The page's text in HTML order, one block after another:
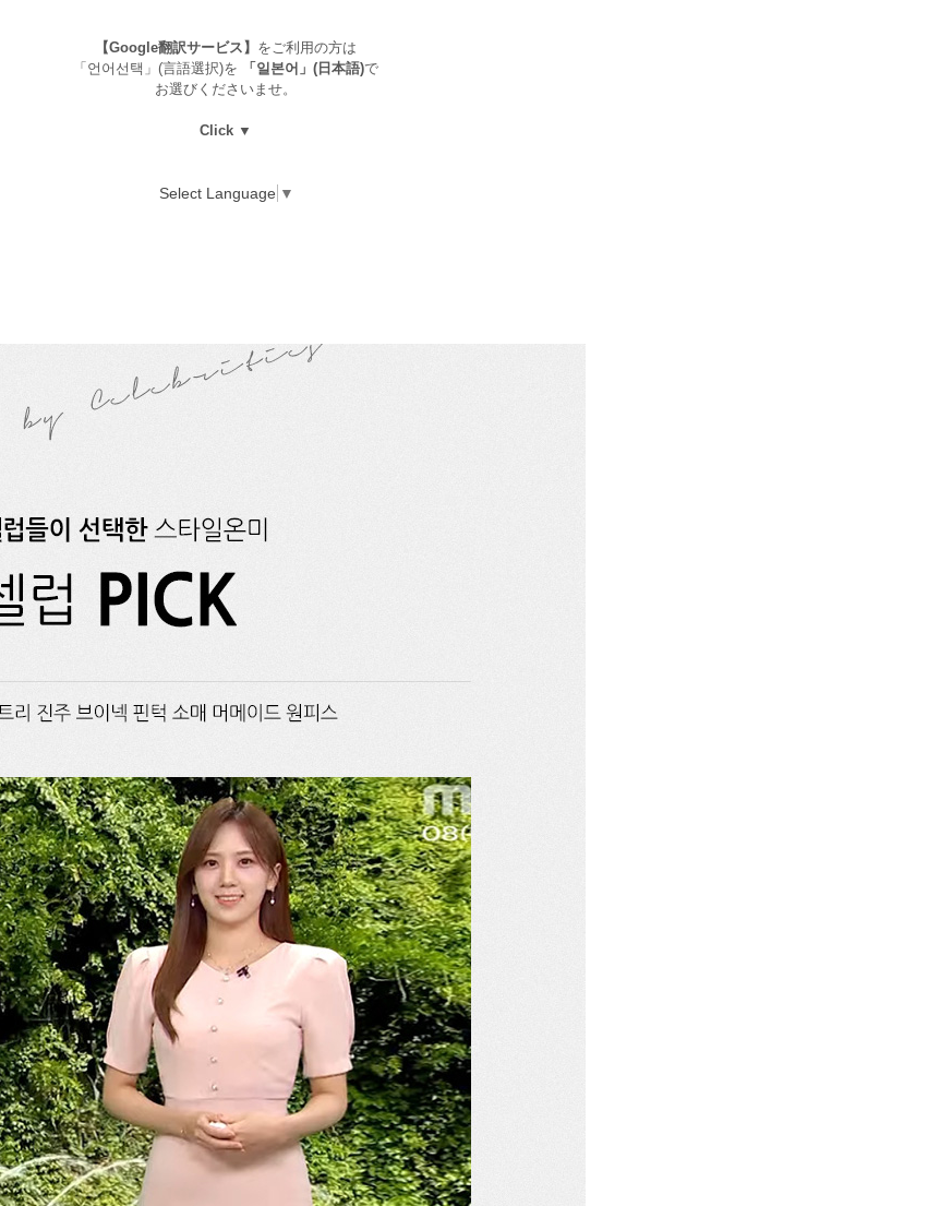
【Google翻訳サービス】 をご利用の方は
「언어선택」(言語選択)を
「일본어」(日本語)で
お選びくださいませ。
Click ▼
Select Language ▼